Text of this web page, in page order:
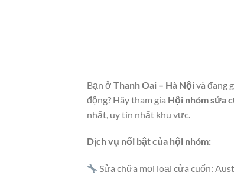
Bạn ở Thanh Oai – Hà Nộivà đang
động? Hãy tham gia Hội nhóm sửa
nhất, uy tín nhất khu vực.
Dịch vụ nổi bật của hội nhóm:
Sửa chữa mọi loại cửa cuốn: